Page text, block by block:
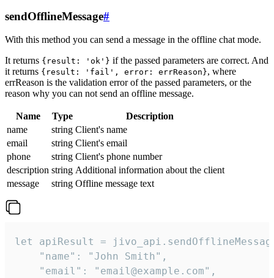
sendOfflineMessage#
With this method you can send a message in the offline chat mode.
It returns {result: 'ok'} if the passed parameters are correct. And
it returns {result: 'fail', error: errReason}, where
errReason is the validation error of the passed parameters, or the
reason why you can not send an offline message.
Name Type
Description
name
string Client's name
email
string Client's email
phone
string Client's phone number
description string Additional information about the client
message
string Offline message text
let apiResult =
    "name": "John Smith",
    "email": "email@example.com",